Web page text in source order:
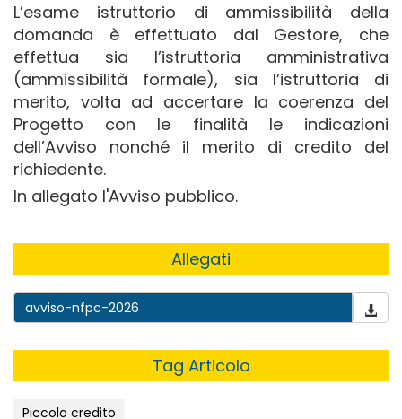
L’esame istruttorio di ammissibilità della
domanda è effettuato dal Gestore, che
effettua sia l’istruttoria amministrativa
(ammissibilità formale), sia l’istruttoria di
merito, volta ad accertare la coerenza del
Progetto con le finalità le indicazioni
dell’Avviso nonché il merito di credito del
richiedente.
In allegato l'Avviso pubblico.
Allegati
avviso-nfpc-2026
Tag Articolo
Piccolo credito